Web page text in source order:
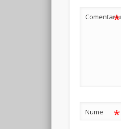
Comentariu
*
Nume *